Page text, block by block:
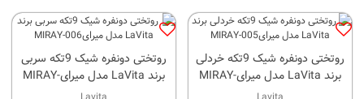
روتختی دونفره شیک 9تکه خردلی
برند LaVita مدل میرایMIRAY-
005
روتختی دونفره شیک 9تکه سربی
برند LaVita مدل میرایMIRAY-
006